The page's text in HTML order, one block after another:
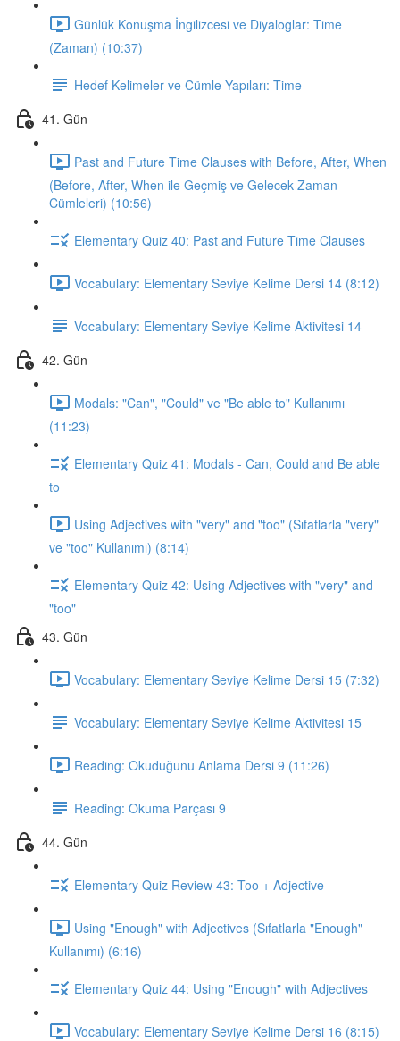
Günlük Konuşma İngilizcesi ve Diyaloglar: Time
(Zaman) (10:37)
Hedef Kelimeler ve Cümle Yapıları: Time
41. Gün
Past and Future Time Clauses with Before, After, When
(Before, After, When ile Geçmiş ve Gelecek Zaman
Cümleleri) (10:56)
Elementary Quiz 40: Past and Future Time Clauses
Vocabulary: Elementary Seviye Kelime Dersi 14 (8:12)
Vocabulary: Elementary Seviye Kelime Aktivitesi 14
42. Gün
Modals: "Can", "Could" ve "Be able to" Kullanımı
(11:23)
Elementary Quiz 41: Modals - Can, Could and Be able
to
Using Adjectives with "very" and "too" (Sıfatlarla "very"
ve "too" Kullanımı) (8:14)
Elementary Quiz 42: Using Adjectives with "very" and
"too"
43. Gün
Vocabulary: Elementary Seviye Kelime Dersi 15 (7:32)
Vocabulary: Elementary Seviye Kelime Aktivitesi 15
Reading: Okuduğunu Anlama Dersi 9 (11:26)
Reading: Okuma Parçası 9
44. Gün
Elementary Quiz Review 43: Too + Adjective
Using "Enough" with Adjectives (Sıfatlarla "Enough"
Kullanımı) (6:16)
Elementary Quiz 44: Using "Enough" with Adjectives
Vocabulary: Elementary Seviye Kelime Dersi 16 (8:15)